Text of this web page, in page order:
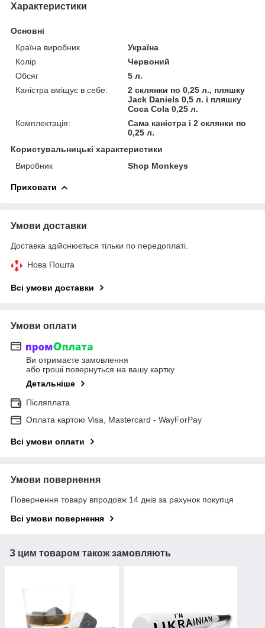
Характеристики
Основні
Країна виробник
Україна
Колір
Червоний
Обсяг
5 л.
Каністра вміщує в себе:
2 склянки по 0,25 л., пляшку
Jack Daniels 0,5 л. і пляшку
Coca Cola 0,25 л.
Комплектація:
Сама каністра і 2 склянки по
0,25 л.
Користувальницькі характеристики
Виробник
Shop Monkeys
Приховати
Умови доставки
Доставка здійснюється тільки по передоплаті.
Нова Пошта
Всі умови доставки
Умови оплати
Ви отримаєте замовлення
або гроші повернуться на вашу картку
Детальніше
Післяплата
Оплата картою Visa, Mastercard - WayForPay
Всі умови оплати
Умови повернення
Повернення товару впродовж 14 днів за рахунок покупця
Всі умови повернення
З цим товаром також замовляють